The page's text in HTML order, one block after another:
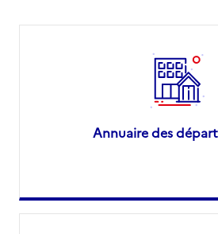
Contact
Dernier rapport
Source des données : Finess n° 690047071
Adresse
39 place Jules Grandclément
69100-Villeurbanne
Annuaire des